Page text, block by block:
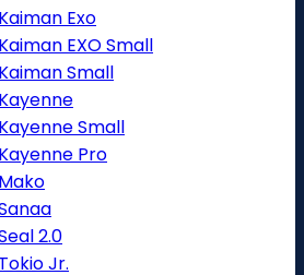
Kaiman Exo
Kaiman EXO Small
Kaiman Small
Kayenne
Kayenne Small
Kayenne Pro
Mako
2.0
Tokio Jr.